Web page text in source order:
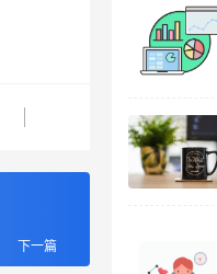
下一篇